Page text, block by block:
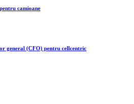
camioane
general (CFO) pentru cellcentric